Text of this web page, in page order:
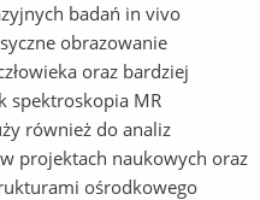
badań in vivo
obrazowanie
oraz bardziej
spektroskopia MR
również do analiz
projektach naukowych oraz
ośrodkowego